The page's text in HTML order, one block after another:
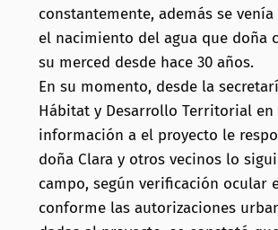
constantemente, además se
el nacimiento del agua que doña
su merced desde hace 30 años.
En su momento, desde la
Hábitat y Desarrollo Territorial
información a el proyecto le
doña Clara y otros vecinos lo
campo, según verificación ocular
conforme las autorizaciones